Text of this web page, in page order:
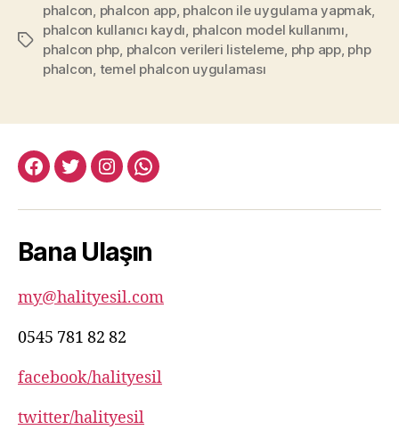
Etiketler
phalcon phalcon app, phalcon ile uygulama yapmak,
phalcon kullanıcı kaydı phalcon model kullanımı
phalcon php phalcon verileri listeleme php app, php
phalcon temel phalcon uygulaması
facebook:halityesil
twitter:halityesil
instagram:halityesil
whatsapp:0545
82
Bana Ulaşın
my@halityesil.com
0545 781 82 82
facebook/halityesil
twitter/halityesil